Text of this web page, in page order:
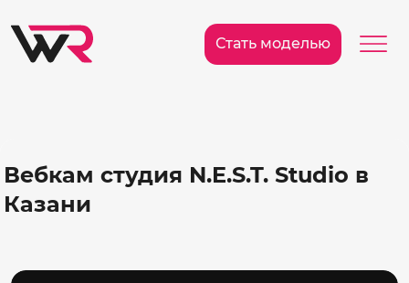
Стать моделью
Вебкам студия N.E.S.T. Studio в
Казани